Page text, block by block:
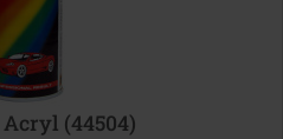
(44504)